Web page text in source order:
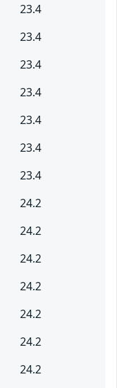
23.4
23.4
23.4
23.4
23.4
23.4
23.4
24.2
24.2
24.2
24.2
24.2
24.2
24.2